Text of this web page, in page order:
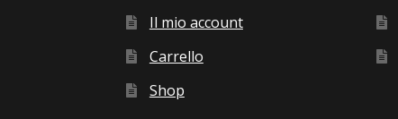
Il mio account
Carrello
Shop